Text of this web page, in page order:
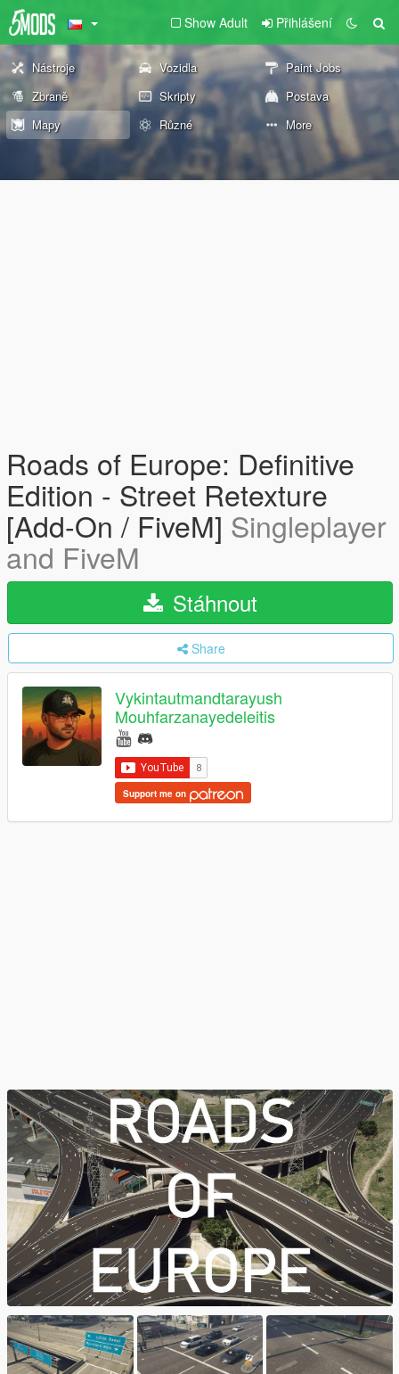
Show Adult Přihlášení
Nástroje Vozidla
Paint Jobs
Zbraně
Skripty
Postava
Mapy
Různé More
Roads of Europe: Definitive
Edition - Street Retexture
[Add-On / FiveM] Singleplayer
and FiveM
Stáhnout
Share
Vykintautmandtarayush
Mouhfarzanayedeleitis
Support me on